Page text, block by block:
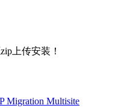
上传安装！
Migration Multisite